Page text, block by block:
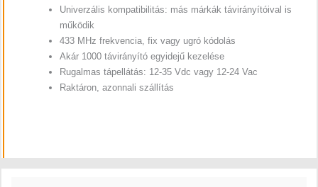
Univerzális kompatibilitás: más márkák távirányítóival is
működik
433 MHz frekvencia, fix vagy ugró kódolás
Akár 1000 távirányító egyidejű kezelése
Rugalmas tápellátás: 12-35 Vdc vagy 12-24 Vac
Raktáron, azonnali szállítás